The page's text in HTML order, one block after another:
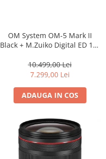
OM System OM-5 Mark II
Black + M.Zuiko Digital ED 12-
camera mirrorless Micro Four
Thirds 20.4MP
10.499,00 Lei
7.299,00 Lei
ADAUGA IN COS